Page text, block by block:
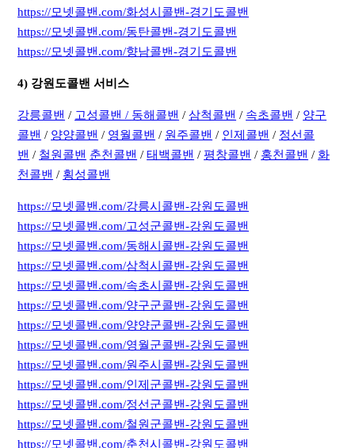
https://모넷콜밴.com/화성시콜밴-경기도콜밴
https://모넷콜밴.com/동탄콜밴-경기도콜밴
https://모넷콜밴.com/향남콜밴-경기도콜밴
4) 강원도콜밴 서비스
강릉콜밴 / 고성콜밴 / 동해콜밴 /삼척콜밴 / 속초콜밴 / 양구
콜밴 / 양양콜밴 / 영월콜밴 / 원주콜밴 / 인제콜밴 / 정선콜
밴 / 철원콜밴 춘천콜밴 /태백콜밴 / 평창콜밴 / 홍천콜밴 /화
천콜밴 / 횡성콜밴
https://모넷콜밴.com/강릉시콜밴-강원도콜밴
https://모넷콜밴.com/고성군콜밴-강원도콜밴
https://모넷콜밴.com/동해시콜밴-강원도콜밴
https://모넷콜밴.com/삼척시콜밴-강원도콜밴
https://모넷콜밴.com/속초시콜밴-강원도콜밴
https://모넷콜밴.com/양구군콜밴-강원도콜밴
https://모넷콜밴.com/양양군콜밴-강원도콜밴
https://모넷콜밴.com/영월군콜밴-강원도콜밴
https://모넷콜밴.com/원주시콜밴-강원도콜밴
https://모넷콜밴.com/인제군콜밴-강원도콜밴
https://모넷콜밴.com/정선군콜밴-강원도콜밴
https://모넷콜밴.com/철원군콜밴-강원도콜밴
https://모넷콜밴.com/춘천시콜밴-강원도콜밴